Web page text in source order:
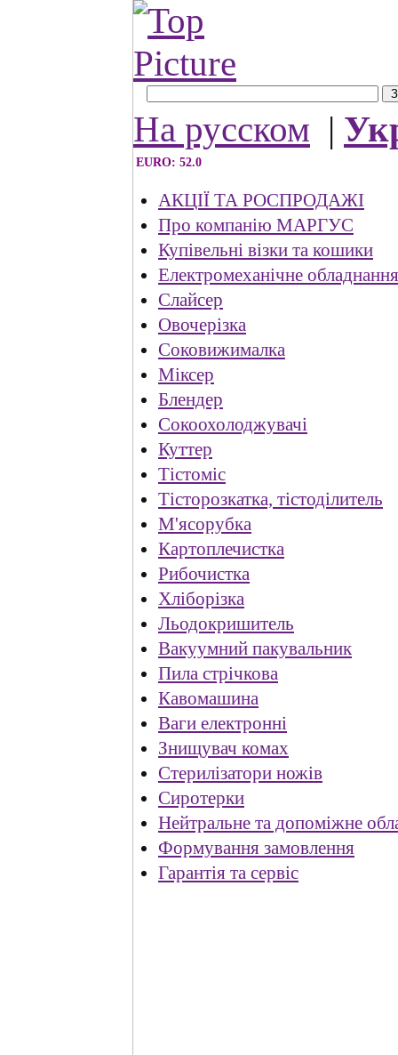
На русском |
EURO: 52.0
АКЦІЇ ТА РОСПРОДАЖІ
Про компанію МАРГУС
Купівельні візки та кошики
Електромеханічне обладнання
Слайсер
Овочерізка
Соковижималка
Міксер
Блендер
Сокоохолоджувачі
Куттер
Тістоміс
Тісторозкатка, тістоділитель
М'ясорубка
Картоплечистка
Рибочистка
Хліборізка
Льодокришитель
Вакуумний пакувальник
Пила стрічкова
Кавомашина
Ваги електронні
Знищувач комах
Стерилізатори ножів
Сиротерки
Нейтральне та допоміжне
Формування замовлення
Гарантія та сервіс